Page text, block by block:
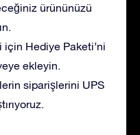
ürününüzü
için Hediye Paketi’ni
ekleyin.
siparişlerini UPS